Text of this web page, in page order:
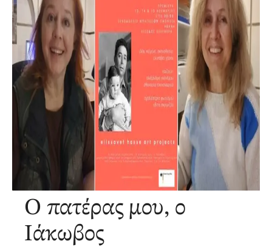
Ο πατέρας μου, ο
Ιάκωβος